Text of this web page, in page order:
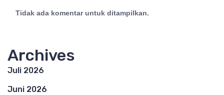
Tidak ada komentar untuk ditampilkan.
Archives
Juli 2026
Juni 2026